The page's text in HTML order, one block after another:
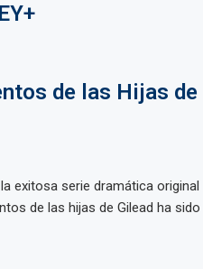
de las Hijas de
exitosa serie dramática original
de las hijas de Gilead ha sido